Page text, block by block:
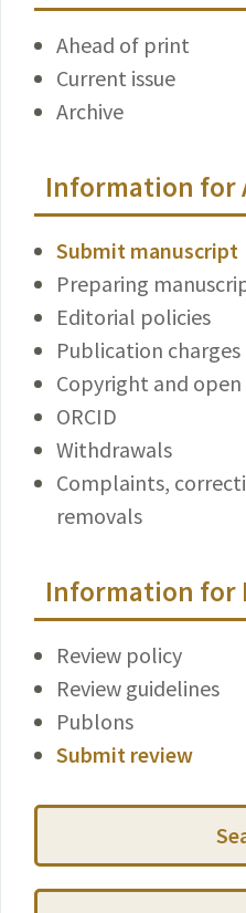
Ahead of print
Current issue
Archive
Information for
Submit manuscript
Preparing
Editorial policies
Publication charges
Copyright and open
ORCID
Withdrawals
Complaints,
removals
Information for
Review policy
Review guidelines
Publons
Submit review